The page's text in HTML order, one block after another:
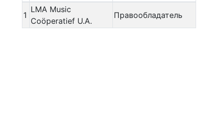
1
LMA Music
Coöperatief U.A.
Правообладатель